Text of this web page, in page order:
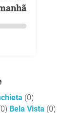
(0)
Bela Vista (0)